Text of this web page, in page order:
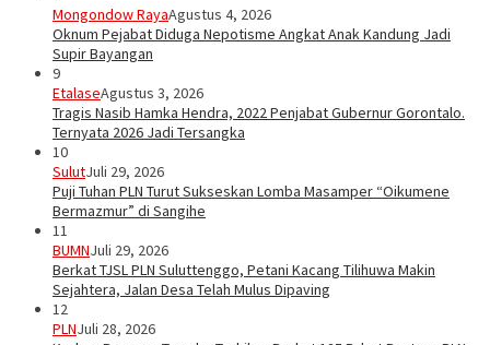
Mongondow RayaAgustus 4, 2026
Oknum Pejabat Diduga Nepotisme Angkat Anak Kandung Jadi
Supir Bayangan
9
EtalaseAgustus 3, 2026
Tragis Nasib Hamka Hendra, 2022 Penjabat Gubernur Gorontalo.
Ternyata 2026 Jadi Tersangka
10
SulutJuli 29, 2026
Puji Tuhan PLN Turut Sukseskan Lomba Masamper “Oikumene
Bermazmur” di Sangihe
11
BUMNJuli 29, 2026
Berkat TJSL PLN Suluttenggo, Petani Kacang Tilihuwa Makin
Sejahtera, Jalan Desa Telah Mulus Dipaving
12
PLNJuli 28, 2026